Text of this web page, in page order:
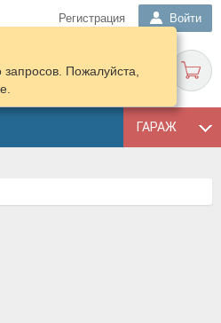
Регистрация Войти
ГАРАЖ
Пожалуйста,